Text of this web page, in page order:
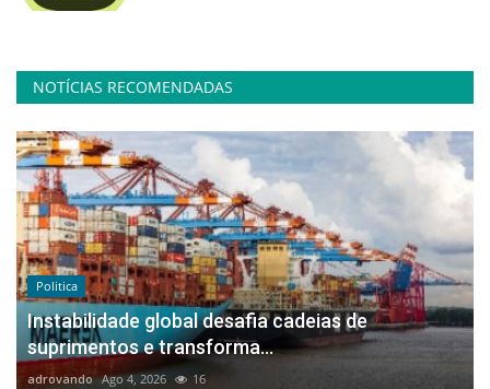
NOTÍCIAS RECOMENDADAS
Politica
Instabilidade global desafia cadeias de
suprimentos e transforma...
adrovando Ago 4, 2026 16